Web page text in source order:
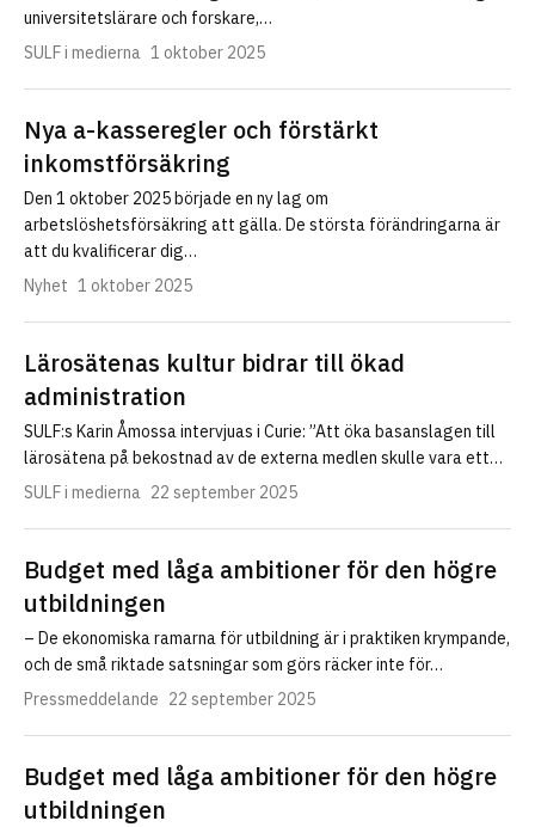
universitets­lärare och forskare,…
SULF i medierna 1 oktober 2025
Nya a-kasseregler och förstärkt
inkomstförsäkring
Den 1 oktober 2025 började en ny lag om
arbetslöshetsförsäkring att gälla. De största förändringarna är
att du kvalificerar dig…
Nyhet 1 oktober 2025
Lärosätenas kultur bidrar till ökad
administration
SULF:s Karin Åmossa intervjuas i Curie: ”Att öka basanslagen till
lärosätena på bekostnad av de externa medlen skulle vara ett…
SULF i medierna 22 september 2025
Budget med låga ambitioner för den högre
utbildningen
– De ekonomiska ramarna för utbildning är i praktiken krympande,
och de små riktade satsningar som görs räcker inte för…
Pressmeddelande 22 september 2025
Budget med låga ambitioner för den högre
utbildningen